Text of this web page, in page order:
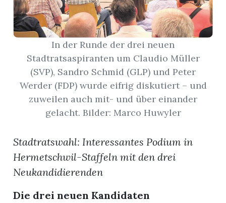
App
In der Runde der drei neuen
Stadtratsaspiranten um Claudio Müller
(SVP), Sandro Schmid (GLP) und Peter
Werder (FDP) wurde eifrig diskutiert – und
zuweilen auch mit- und über einander
gelacht. Bilder: Marco Huwyler
Stadtratswahl: Interessantes Podium in
Hermetschwil-Staffeln mit den drei
Neukandidierenden
Die drei neuen Kandidaten